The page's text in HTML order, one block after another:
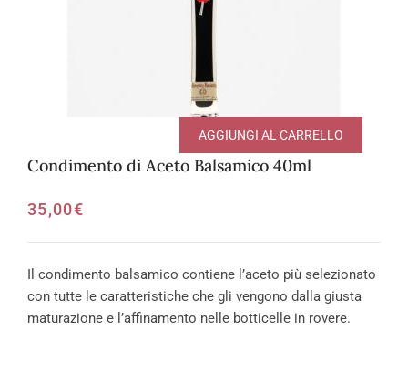
Condimento di Aceto Balsamico 40ml
35,00€
AGGIUNGI AL CARRELLO
Il condimento balsamico contiene l’aceto più selezionato
con tutte le caratteristiche che gli vengono dalla giusta
maturazione e l’affinamento nelle botticelle in rovere.